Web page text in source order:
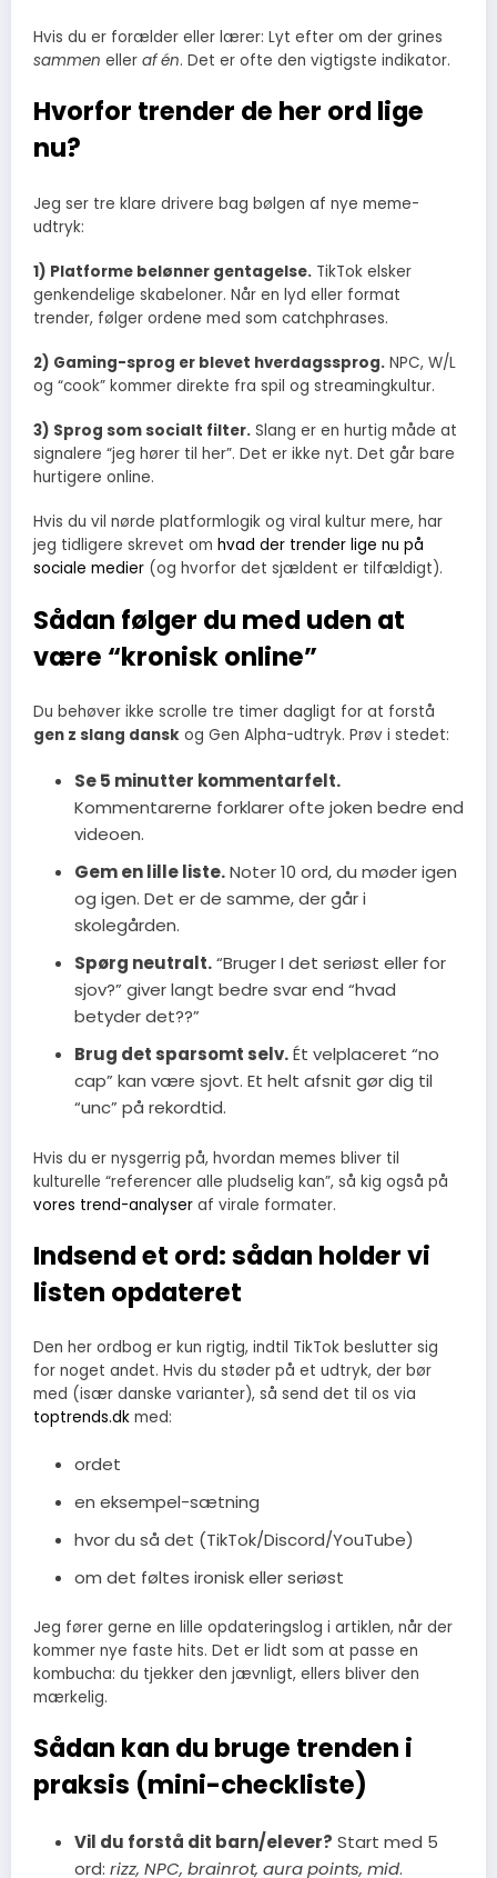
Hvis du er forælder eller lærer: Lyt efter om der grines
sammen eller af én. Det er ofte den vigtigste indikator.
Hvorfor trender de her ord lige
nu?
Jeg ser tre klare drivere bag bølgen af nye meme-
udtryk:
1) Platforme belønner gentagelse. TikTok elsker
genkendelige skabeloner. Når en lyd eller format
trender, følger ordene med som catchphrases.
2) Gaming-sprog er blevet hverdagssprog. NPC, W/L
og “cook” kommer direkte fra spil og streamingkultur.
3) Sprog som socialt filter. Slang er en hurtig måde at
signalere “jeg hører til her”. Det er ikke nyt. Det går bare
hurtigere online.
Hvis du vil nørde platformlogik og viral kultur mere, har
jeg tidligere skrevet om hvad der trender lige nu på
sociale medier (og hvorfor det sjældent er tilfældigt).
Sådan følger du med uden at
være “kronisk online”
Du behøver ikke scrolle tre timer dagligt for at forstå
gen z slang dansk og Gen Alpha-udtryk. Prøv i stedet:
Se 5 minutter kommentarfelt.
Kommentarerne forklarer ofte joken bedre end
videoen.
Gem en lille liste.Noter 10 ord, du møder igen
og igen. Det er de samme, der går i
skolegården.
Spørg neutralt.“Bruger I det seriøst eller for
sjov?” giver langt bedre svar end “hvad
betyder det??”
Brug det sparsomt selv.Ét velplaceret “no
cap” kan være sjovt. Et helt afsnit gør dig til
“unc” på rekordtid.
Hvis du er nysgerrig på, hvordan memes bliver til
kulturelle “referencer alle pludselig kan”, så kig også på
vores trend-analyser af virale formater.
Indsend et ord: sådan holder vi
listen opdateret
Den her ordbog er kun rigtig, indtil TikTok beslutter sig
for noget andet. Hvis du støder på et udtryk, der bør
med (især danske varianter), så send det til os via
toptrends.dk med:
ordet
en eksempel-sætning
hvor du så det (TikTok/Discord/YouTube)
om det føltes ironisk eller seriøst
Jeg fører gerne en lille opdateringslog i artiklen, når der
kommer nye faste hits. Det er lidt som at passe en
kombucha: du tjekker den jævnligt, ellers bliver den
mærkelig.
Sådan kan du bruge trenden i
praksis (mini-checkliste)
Vil du forstå dit barn/elever? Start med 5
ord: rizz, NPC, brainrot, aura points, mid.